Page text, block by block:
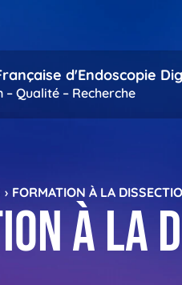
d'Endoscopie
Qualité – Recherche
FORMATION À LA
à la